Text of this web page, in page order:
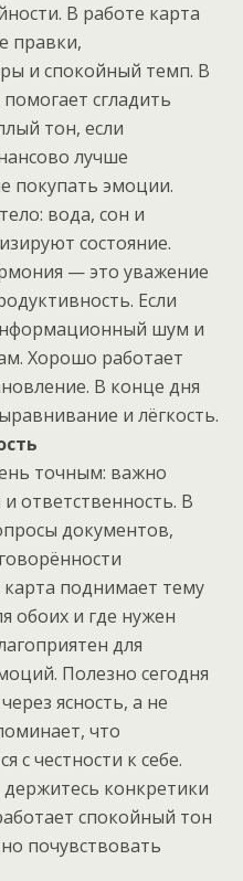
В работе карта
правки,
и спокойный темп. В
сгладить
тон, если
лучше
покупать эмоции.
вода, сон и
состояние.
— это уважение
Если
шум и
Хорошо работает
В конце дня
и лёгкость.
точным: важно
ответственность. В
документов,
поднимает тему
обоих и где нужен
для
Полезно сегодня
ясность, а не
что
с честности к себе.
конкретики
спокойный тон
почувствовать